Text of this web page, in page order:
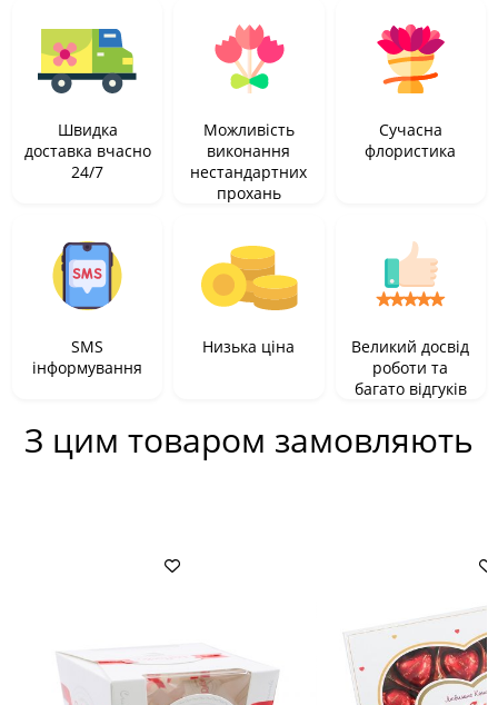
Швидка
доставка вчасно
24/7
Можливість
виконання
нестандартних
прохань
Сучасна
флористика
SMS
інформування
Низька ціна
Великий досвід
роботи та
багато відгуків
З цим товаром замовляють